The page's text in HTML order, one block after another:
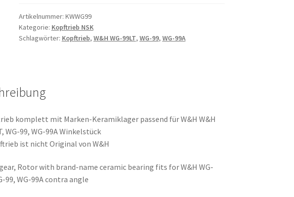
99LT
Winkelstück
Menge
Artikelnummer: KWWG99
Kategorie: Kopftrieb NSK
Schlagwörter: Kopftrieb, W&H WG-99LT, WG-99, WG-99A
komplett mit Marken-Keramiklager passend für W&H W&H
WG-99, WG-99A Winkelstück
ist nicht Original von W&H
Rotor with brand-name ceramic bearing fits for W&H WG-
99, WG-99A contra angle